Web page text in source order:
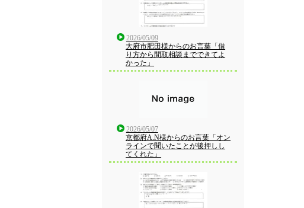
2026/05/09
大府市肥田様からのお言葉「借
り方から間取相談までできてよ
かった」
2026/05/07
京都府A.N様からのお言葉「オン
ラインで聞いたことが後押しし
てくれた」